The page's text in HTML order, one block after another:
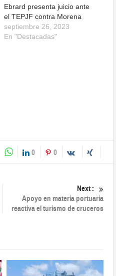
Ebrard presenta juicio ante
el TEPJF contra Morena
septiembre 26, 2023
En "Destacadas"
0 0
Next :
Apoyo en materia portuaria
reactiva el turismo de cruceros